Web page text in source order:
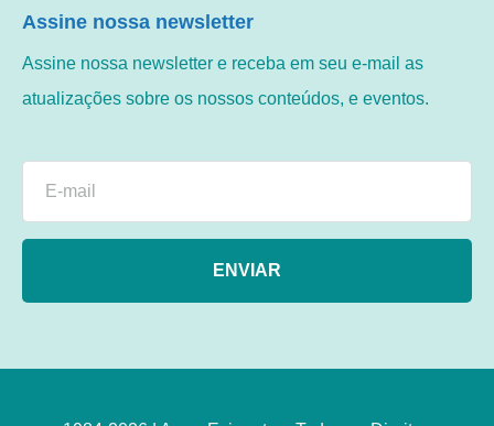
Assine nossa newsletter
Assine nossa newsletter e receba em seu e-mail as
atualizações sobre os nossos conteúdos, e eventos.
ENVIAR